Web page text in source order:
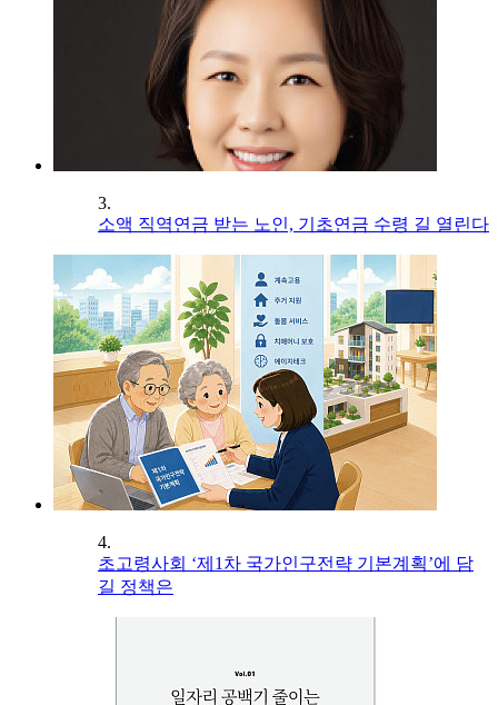
3.
소액 직역연금 받는 노인, 기초연금 수령 길 열린다
4.
초고령사회 ‘제1차 국가인구전략 기본계획’에 담
길 정책은